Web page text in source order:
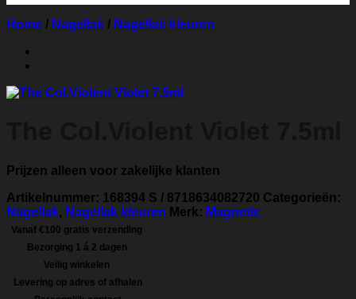
Home / Nagellak / Nagellak kleuren
Prijzen alleen voor zakelijke klanten
Artikelnummer: 168394 S / 8718634082720 Categorieën:
Nagellak, Nagellak kleuren Merk: Magnetic
Vanaf €100 gratis verzending
Bezorging 1 á 2 dagen
Veilig winkelen
Levering op adres of afhalen